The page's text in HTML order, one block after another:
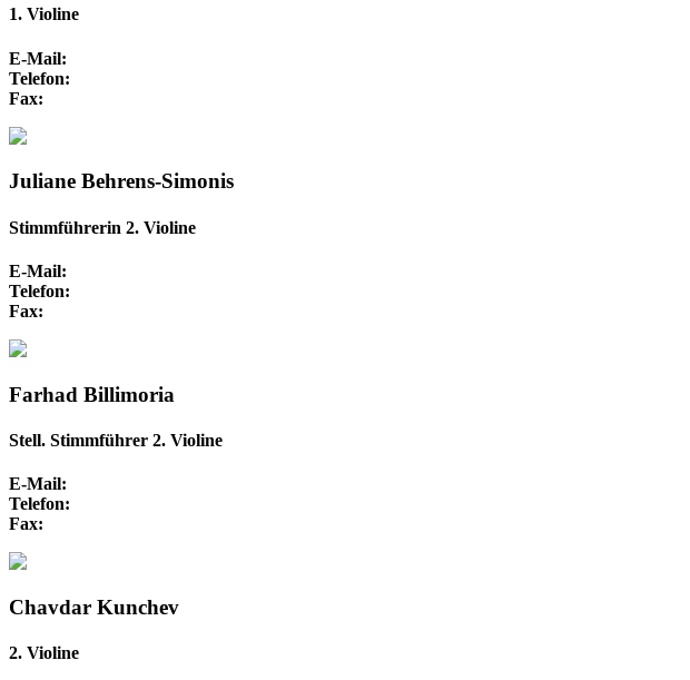
1. Violine
E-Mail:
Telefon:
Fax:
Juliane Behrens-Simonis
Stimmführerin 2. Violine
E-Mail:
Telefon:
Fax:
Farhad Billimoria
Stell. Stimmführer 2. Violine
E-Mail:
Telefon:
Fax:
Chavdar Kunchev
2. Violine